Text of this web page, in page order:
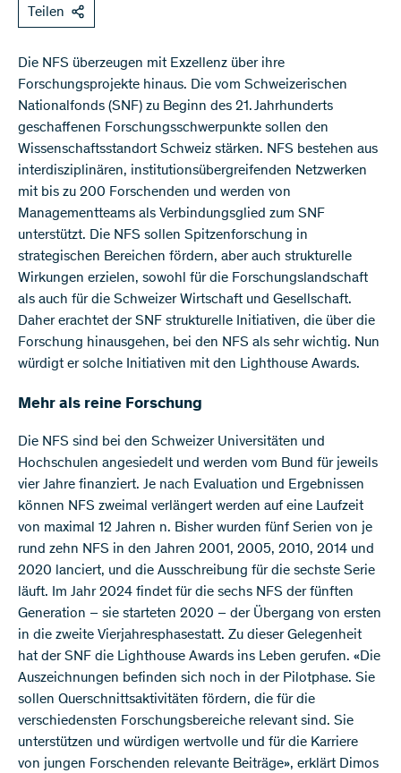
Teilen
Die NFS überzeugen mit Exzellenz über ihre
Forschungsprojekte hinaus. Die vom Schweizerischen
Nationalfonds (SNF) zu Beginn des 21. Jahrhunderts
geschaffenen Forschungsschwerpunkte sollen den
Wissenschaftsstandort Schweiz stärken. NFS bestehen aus
interdisziplinären, institutionsübergreifenden Netzwerken
mit bis zu 200 Forschenden und werden von
Managementteams als Verbindungsglied zum SNF
unterstützt. Die NFS sollen Spitzenforschung in
strategischen Bereichen fördern, aber auch strukturelle
Wirkungen erzielen, sowohl für die Forschungslandschaft
als auch für die Schweizer Wirtschaft und Gesellschaft.
Daher erachtet der SNF strukturelle Initiativen, die über die
Forschung hinausgehen, bei den NFS als sehr wichtig. Nun
würdigt er solche Initiativen mit den Lighthouse Awards.
Mehr als reine Forschung
Die NFS sind bei den Schweizer Universitäten und
Hochschulen angesiedelt und werden vom Bund für jeweils
vier Jahre finanziert. Je nach Evaluation und Ergebnissen
können NFS zweimal verlängert werden auf eine Laufzeit
von maximal 12 Jahren n. Bisher wurden fünf Serien von je
rund zehn NFS in den Jahren 2001, 2005, 2010, 2014 und
2020 lanciert, und die Ausschreibung für die sechste Serie
läuft. Im Jahr 2024 findet für die sechs NFS der fünften
Generation – sie starteten 2020 – der Übergang von ersten
in die zweite Vierjahresphasestatt. Zu dieser Gelegenheit
hat der SNF die Lighthouse Awards ins Leben gerufen. «Die
Auszeichnungen befinden sich noch in der Pilotphase. Sie
sollen Querschnittsaktivitäten fördern, die für die
verschiedensten Forschungsbereiche relevant sind. Sie
unterstützen und würdigen wertvolle und für die Karriere
von jungen Forschenden relevante Beiträge», erklärt Dimos